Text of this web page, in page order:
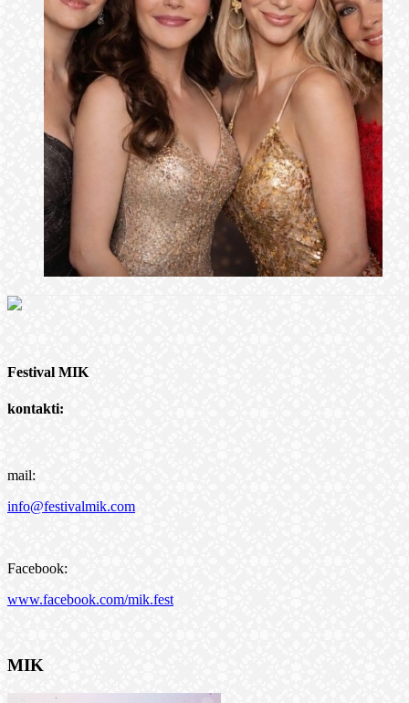
Festival MIK
kontakti:
mail:
info@festivalmik.com
Facebook:
www.facebook.com/mik.fest
MIK